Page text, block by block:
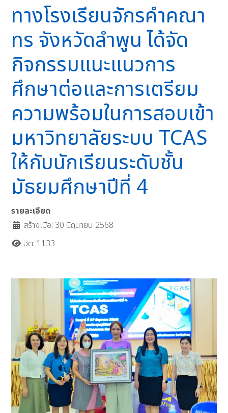
ทางโรงเรียนจักรคำคณา
ทร จังหวัดลำพูน ได้จัด
กิจกรรมแนะแนวการ
ศึกษาต่อและการเตรียม
ความพร้อมในการสอบเข้า
มหาวิทยาลัยระบบ TCAS
ให้กับนักเรียนระดับชั้น
มัธยมศึกษาปีที่ 4
รายละเอียด
สร้างเมื่อ: 30 มิถุนายน 2568
ฮิต: 1133